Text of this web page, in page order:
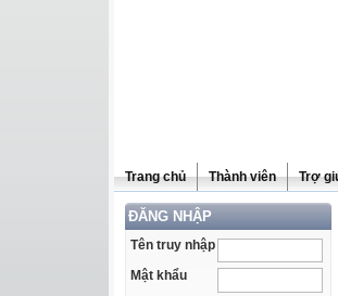
Trang chủ Thành viên Trợ
ĐĂNG NHẬP
Tên truy nhập
Mật khẩu